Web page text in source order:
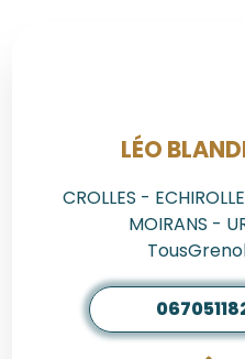
LÉO
CROLLES -
MOIRANS -